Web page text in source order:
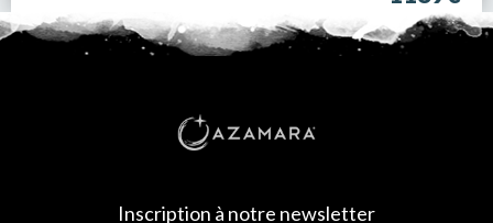
Inscription à notre newsletter